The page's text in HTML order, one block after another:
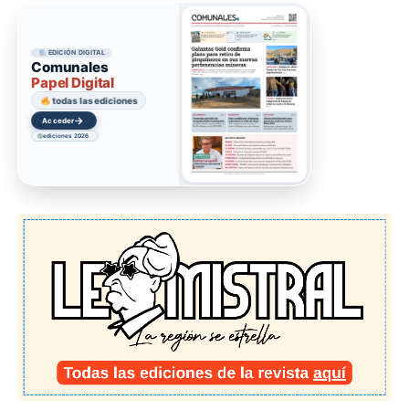
EDICIÓN DIGITAL
Comunales
Papel Digital
todas las ediciones
Acceder→
ediciones 2026